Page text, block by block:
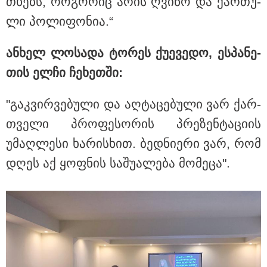
ლი პო­ლი­ფო­ნია.“
ან­ხელ ლო­სა­და ტო­რეს ქუ­ე­ვე­დო, ეს­პა­ნე­
თის ელჩი ჩე­ხეთ­ში:
"გაკ­ვირ­ვე­ბუ­ლი და აღ­ტა­ცე­ბუ­ლი ვარ ქარ­
თვე­ლი პრო­ფე­სო­რის პრე­ზენ­ტა­ცი­ის
უმაღ­ლე­სი ხა­რის­ხით. ბედ­ნი­ე­რი ვარ, რომ
დღეს აქ ყოფ­ნის სა­შუ­ა­ლე­ბა მო­მე­ცა".